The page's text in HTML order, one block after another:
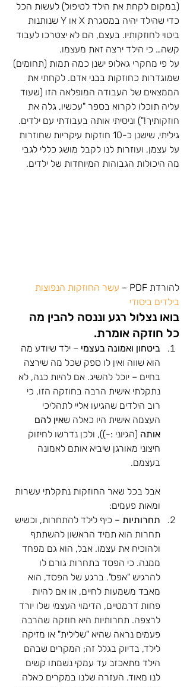
(במקום לקחת את הילד לטיפול) לעשות הכל
כדי שהילד יהיה במסגרת X או Y שנותנות
ביטוי לחוזקותיו. בעצם, הם לא יצטרכו לעבוד
קשה… כי הילד ירצה זאת מעצמו.
על פי מחקרי גאלופ ישנן כמה תמות (תחומים)
שמוגדרות כחוזקות בבני אדם. לקחתי את
הממצאים של העבודה המופלאה הזו (שעוד
עליה תוכלו לקרוא בספר "עכשיו, גלה את
חוזקותיך!") וניסיתי אותה בעבודתי עם ילדים.
גיליתי, שישנן כ-10 חוזקות עיקריות שחוזרות
על עצמן, ועוזרות לנו לקבל מושג כללי לגבי
מה היכולות הגבוהות המיוחדות של ילדים.
להורדת PDF –
עשר החוזקות הנפוצות
בילדים ביסודי
בואו נצלול רגע וננסה להבין מה
כל חוזקה אומרת.
ביטחון ואמונה בעצמי – ילד שיודע מה
הוא שווה ואין לו ספק שכל מה שירצה
בחיים – יוכל להשיג. אם להיות כנה, לא
נתקלתי אישית הרבה בחוזקה הזו, כי
רוב הילדים שהגיעו אליי לתהליכי
העצמה אישית היו כאלה שאין להם
אותה (הגיוני :-)), ולכן נדרשו לחיזוק
חיצוני מאורגן שיביא אותם לאמונה
בעצמם.
אבל בכל שאר החוזקות נתקלתי עשרות
ומאות פעמים:
תחרותיות – כיף לילד להתחרות, וכשיש
תחרות הוא תמיד הראשון להשתתף
ולהוכיח את עצמו. אבל, הוא גם מפחד
ממנה. כי הפסד בתחרות גורם לו
להרגיש "אפס". ברגע של הפסד, הוא
מאבד משמעות לחיים, או אם להיות
פחות דרמטיים, הדימוי העצמי שלו יורד
לרצפה. תחרותיות היא חוזקה שהרבה
פעמים נראה שהיא "שלילית" או מזיקה
לילד, בדיוק בגלל זה; המקרים שבהם
הילד מתאכזב עד עמקי נשמתו קשים
לנו מאוד. העזרה שלנו במקרים כאלה